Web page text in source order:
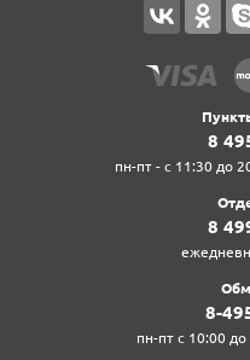
8‍
пн-пт - с 11:30 до
8‍
8‍-
пн-пт с 10:00